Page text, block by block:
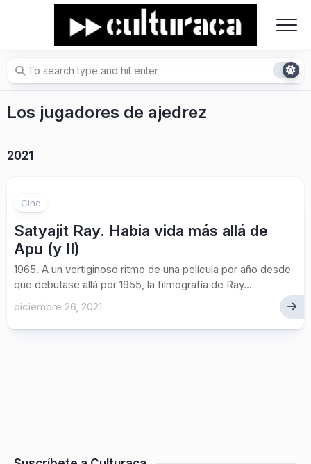
Los jugadores de ajedrez
2021
Cine
Satyajit Ray. Habia vida más allá de
Apu (y II)
1965. A un vertiginoso ritmo de una película por año desde
que debutase allá por 1955, la filmografía de Ray...
diciembre 26, 2021